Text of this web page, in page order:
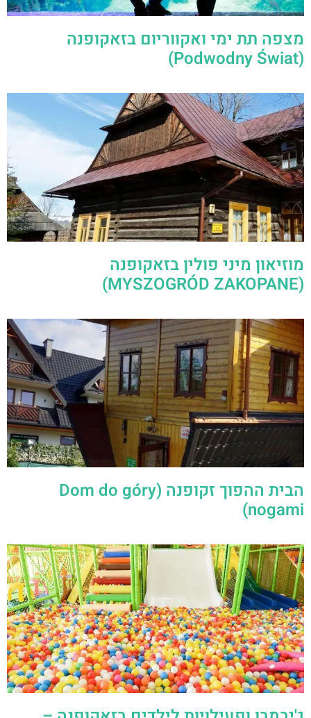
מוזיאון מיני פולין בזאקופנה
(MYSZOGRÓD ZAKOPANE)
הבית ההפוך זקופנה (Dom do góry
nogami)
ג'יבמבו ופעילויות לילדים בזאקופנה –
Park Harnasia